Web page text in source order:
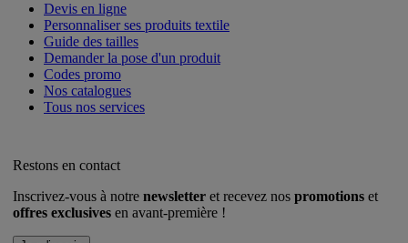
Devis en ligne
Personnaliser ses produits textile
Guide des tailles
Demander la pose d'un produit
Codes promo
Nos catalogues
Tous nos services
Restons en contact
Inscrivez-vous à notre newsletter et recevez nos promotions et
offres exclusives en avant-première !